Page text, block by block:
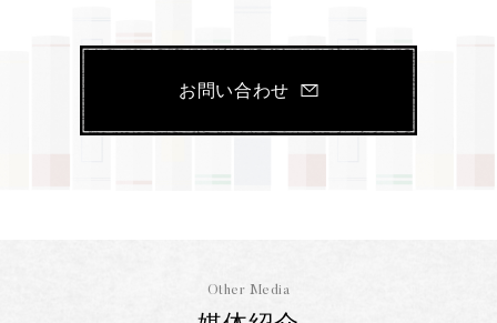
お問い合わせ
Other Media